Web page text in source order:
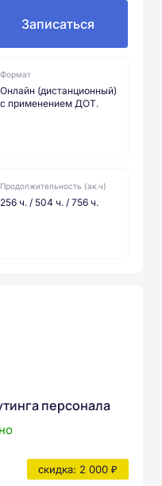
Записаться
Формат
Онлайн (дистанционный)
с применением ДОТ.
Продолжительность (ак.ч)
256 ч. / 504 ч. / 756 ч.
персонала
скидка: 2 000 ₽